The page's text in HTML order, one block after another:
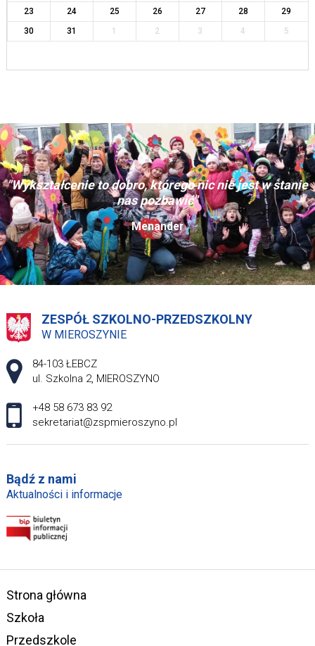
23
24 25 26 27 28
29
30
31 1 2 3 4 5
"Wykształcenie to dobro, którego nic nie jest w stanie
nas pozbawić"
Menander
ZESPÓŁ SZKOLNO-PRZEDSZKOLNY
W MIEROSZYNIE
Adres pocztowy:
84-103 ŁEBCZ
ul. Szkolna 2, MIEROSZYNO
+48 58 673 83 92
sekretariat@zspmieroszyno.pl
Bądź z nami
Aktualności i informacje
Strona główna
Szkoła
Przedszkole